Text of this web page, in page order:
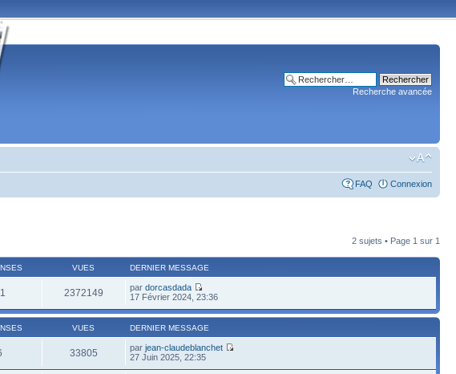
Recherche avancée
FAQ Connexion
2 sujets • Page 1 sur 1
VUES DERNIER MESSAGE
2372149 pardorcasdada
17 Février 2024, 23:36
VUES DERNIER MESSAGE
33805 parjean-claudeblanchet
27 Juin 2025, 22:35